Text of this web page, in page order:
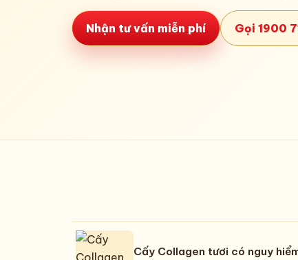
Nhận tư vấn miễn phí Gọi 1900
Cấy Collagen tươi có nguy